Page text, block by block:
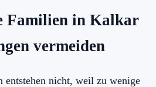
Familien in Kalkar
vermeiden
entstehen nicht, weil zu wenige